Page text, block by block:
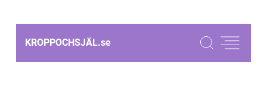
KROPPOCHSJÄL.se